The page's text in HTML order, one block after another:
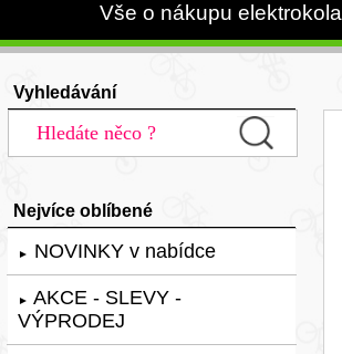
Vše o nákupu elektrokola
Vyhledávání
Nejvíce oblíbené
► NOVINKY v nabídce
► AKCE - SLEVY -
VÝPRODEJ